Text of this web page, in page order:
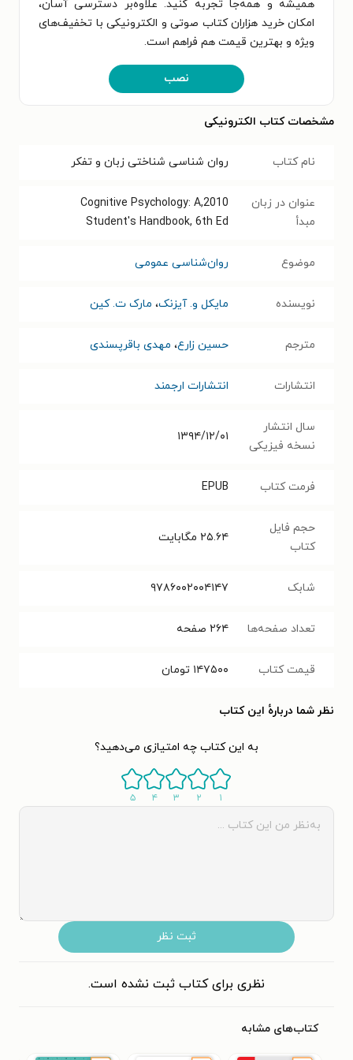
همیشه و همه‌جا تجربه کنید. علاوه‌بر دسترسی آسان،
امکان خرید هزاران کتاب صوتی و الکترونیکی با تخفیف‌های
ویژه و بهترین قیمت هم فراهم است.
نصب
مشخصات کتاب الکترونیکی
نام کتاب روان‌ شناسی شناختی زبان و تفکر
عنوان در زبان
مبدأ
2010,Cognitive Psychology: A
Student's Handbook, 6th Ed
موضوع روان‌شناسی عمومی
نویسنده مایکل و. آیزنک، مارک ت. کین
مترجم حسین زارع، مهدی باقرپسندی
انتشارات انتشارات ارجمند
سال انتشار
نسخه فیزیکی
۱۳۹۴/۱۲/۰۱
فرمت کتاب EPUB
حجم فایل
کتاب
۲۵.۶۴ مگابایت
شابک ۹۷۸۶۰۰۲۰۰۴۱۴۷
تعداد صفحه‌ها ۲۶۴ صفحه
قیمت کتاب ۱۴۷۵۰۰ تومان
نظر شما دربارهٔ این کتاب
به این کتاب چه امتیازی می‌دهید؟
۱ ۲ ۳ ۴ ۵
ثبت نظر
نظری برای کتاب ثبت نشده است.
کتاب‌های مشابه